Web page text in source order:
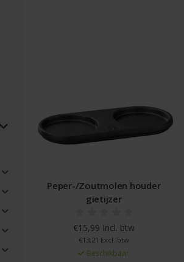
Peper-/Zoutmolen houder
gietijzer
€15,99 Incl. btw
€13,21 Excl. btw
Beschikbaar